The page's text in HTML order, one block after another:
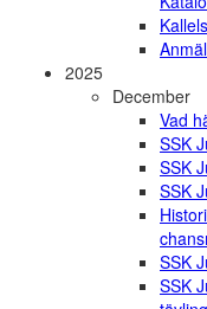
2025
December
Vad
SSK
SSK
SSK
SSK
SSK